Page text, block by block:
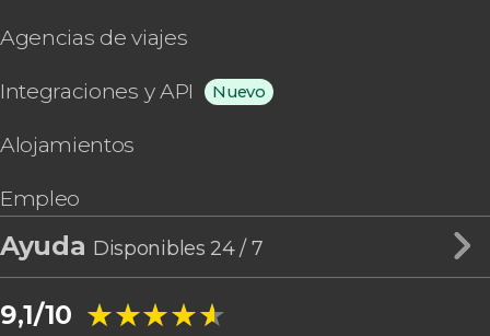
Agencias de viajes
Integraciones y API Nuevo
Alojamientos
Empleo
Ayuda Disponibles 24 / 7
9,1/10 ★★★★★
★★★★★